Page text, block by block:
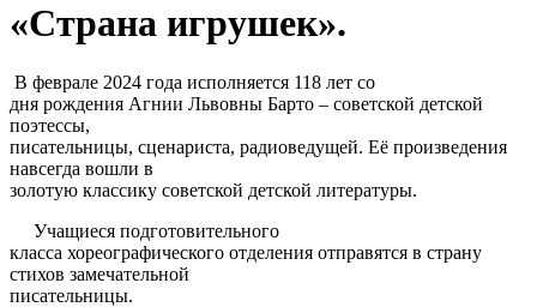
«Страна игрушек».
В феврале 2024 года исполняется 118 лет со
дня рождения Агнии Львовны Барто – советской детской
поэтессы,
писательницы, сценариста, радиоведущей. Её произведения
навсегда вошли в
золотую классику советской детской литературы.
Учащиеся подготовительного
класса хореографического отделения отправятся в страну
стихов замечательной
писательницы.